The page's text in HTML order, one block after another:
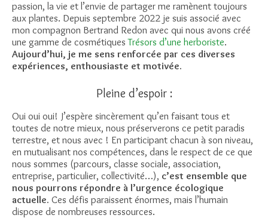
passion, la vie et l’envie de partager me ramènent toujours
aux plantes. Depuis septembre 2022 je suis associé avec
mon compagnon Bertrand Redon avec qui nous avons créé
une gamme de cosmétiquesTrésors d’une herboriste.
Aujourd’hui, je me sens renforcée par ces diverses
expériences, enthousiaste et motivée.
Pleine d’espoir :
Oui oui oui! J’espère sincèrement qu’en faisant tous et
toutes de notre mieux, nous préserverons ce petit paradis
terrestre, et nous avec ! En participant chacun à son niveau,
en mutualisant nos compétences, dans le respect de ce que
nous sommes (parcours, classe sociale, association,
entreprise, particulier, collectivité…), c’est ensemble que
nous pourrons répondre à l’urgence écologique
actuelle. Ces défis paraissent énormes, mais l’humain
dispose de nombreuses ressources.